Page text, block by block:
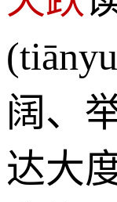
阔、
达大